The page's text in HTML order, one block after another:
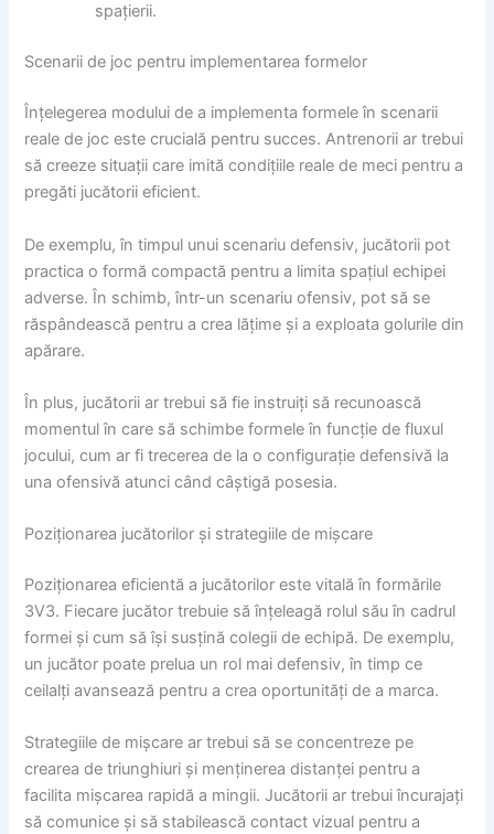
spațierii.
Scenarii de joc pentru implementarea formelor
Înțelegerea modului de a implementa formele în scenarii
reale de joc este crucială pentru succes. Antrenorii ar trebui
să creeze situații care imită condițiile reale de meci pentru a
pregăti jucătorii eficient.
De exemplu, în timpul unui scenariu defensiv, jucătorii pot
practica o formă compactă pentru a limita spațiul echipei
adverse. În schimb, într-un scenariu ofensiv, pot să se
răspândească pentru a crea lățime și a exploata golurile din
apărare.
În plus, jucătorii ar trebui să fie instruiți să recunoască
momentul în care să schimbe formele în funcție de fluxul
jocului, cum ar fi trecerea de la o configurație defensivă la
una ofensivă atunci când câștigă posesia.
Poziționarea jucătorilor și strategiile de mișcare
Poziționarea eficientă a jucătorilor este vitală în formările
3V3. Fiecare jucător trebuie să înțeleagă rolul său în cadrul
formei și cum să își susțină colegii de echipă. De exemplu,
un jucător poate prelua un rol mai defensiv, în timp ce
ceilalți avansează pentru a crea oportunități de a marca.
Strategiile de mișcare ar trebui să se concentreze pe
crearea de triunghiuri și menținerea distanței pentru a
facilita mișcarea rapidă a mingii. Jucătorii ar trebui încurajați
să comunice și să stabilească contact vizual pentru a